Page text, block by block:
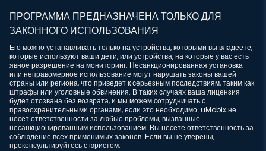
ПРОГРАММА ПРЕДНАЗНАЧЕНА ТОЛЬКО ДЛЯ
ЗАКОННОГО ИСПОЛЬЗОВАНИЯ
Его можно устанавливать только на устройства, которыми вы владеете,
которые используют ваши дети, или устройства, на которые у вас есть
явное разрешение на мониторинг. Несанкционированная установка
или неправомерное использование могут нарушать законы вашей
страны или региона, что приведет к серьезным последствиям, таким как
штрафы или уголовные обвинения. В таких случаях ваша лицензия
будет отозвана без возврата, и мы можем сотрудничать с
правоохранительными органами, если это необходимо. uMobix не
несет ответственности за любые проблемы, вызванные
несанкционированным использованием. Вы несете ответственность за
соблюдение всех применимых законов. Если вы не уверены,
проконсультируйтесь с юристом.